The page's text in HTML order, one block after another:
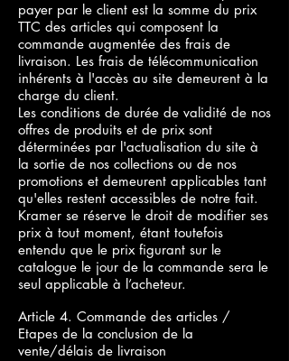
payer par le client est la somme du prix
TTC des articles qui composent la
commande augmentée des frais de
livraison. Les frais de télécommunication
inhérents à l'accès au site demeurent à la
charge du client.
Les conditions de durée de validité de nos
offres de produits et de prix sont
déterminées par l'actualisation du site à
la sortie de nos collections ou de nos
promotions et demeurent applicables tant
qu'elles restent accessibles de notre fait.
Kramer se réserve le droit de modifier ses
prix à tout moment, étant toutefois
entendu que le prix figurant sur le
catalogue le jour de la commande sera le
seul applicable à l’acheteur.
Article 4. Commande des articles /
Etapes de la conclusion de la
vente/délais de livraison